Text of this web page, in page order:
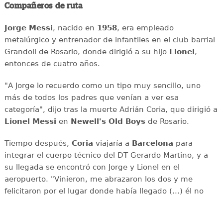
Compañeros de ruta
Jorge Messi, nacido en 1958, era empleado
metalúrgico y entrenador de infantiles en el club barrial
Grandoli de Rosario, donde dirigió a su hijo Lionel,
entonces de cuatro años.
"A Jorge lo recuerdo como un tipo muy sencillo, uno
más de todos los padres que venían a ver esa
categoría", dijo tras la muerte Adrián Coria, que dirigió a
Lionel Messi en Newell's Old Boysde Rosario.
Tiempo después, Coria viajaría a Barcelona para
integrar el cuerpo técnico del DT Gerardo Martino, y a
su llegada se encontró con Jorge y Lionel en el
aeropuerto. "Vinieron, me abrazaron los dos y me
felicitaron por el lugar donde había llegado (...) él no